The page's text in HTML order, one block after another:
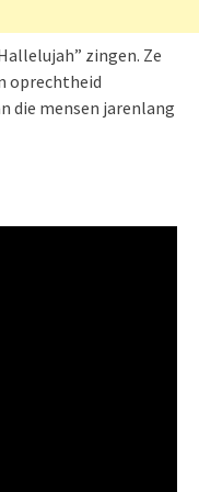
zingen. Ze
oprechtheid
die mensen jarenlang